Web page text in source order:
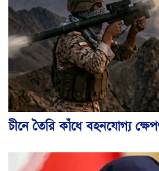
চীনে তৈরি কাঁধে বহনযোগ্য